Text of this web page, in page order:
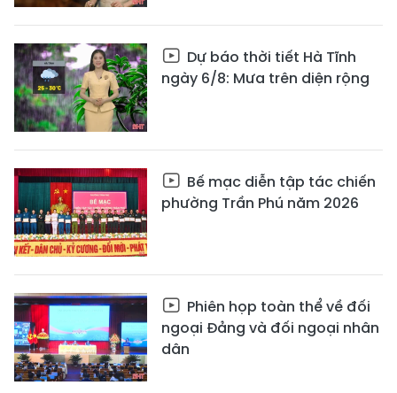
Dự báo thời tiết Hà Tĩnh
ngày 6/8: Mưa trên diện rộng
Bế mạc diễn tập tác chiến
phường Trần Phú năm 2026
Phiên họp toàn thể về đối
ngoại Đảng và đối ngoại nhân
dân